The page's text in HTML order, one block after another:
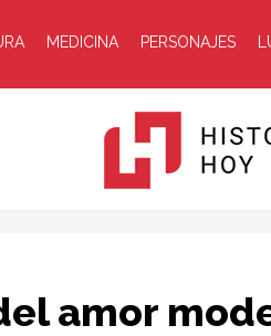
MEDICINA PERSONAJES
amor